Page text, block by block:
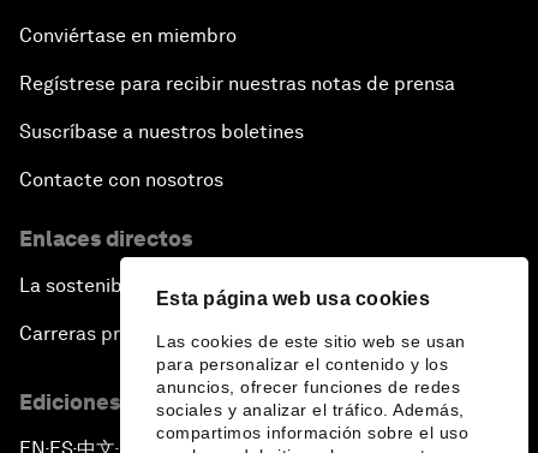
Esta página web usa cookies
Las cookies de este sitio web se usan
para personalizar el contenido y los
anuncios, ofrecer funciones de redes
sociales y analizar el tráfico. Además,
compartimos información sobre el uso
Conviértase en miembro
Regístrese para recibir nuestras notas de prensa
Suscríbase a nuestros boletines
Contacte con nosotros
Enlaces directos
La sostenibilidad en el Foro
Carreras profesionales
Ediciones en otros idiomas
▪ ▪ ▪